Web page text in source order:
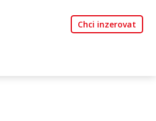
Chci inzerovat